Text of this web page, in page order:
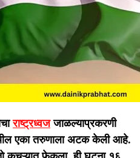
राष्ट्रध्वजजाळल्याप्रकरणी
एका तरुणाला अटक केली आहे.